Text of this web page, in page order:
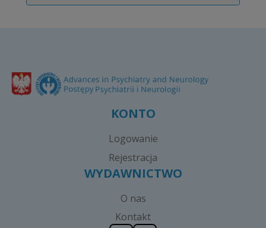
KONTO
Logowanie
Rejestracja
WYDAWNICTWO
O nas
Kontakt